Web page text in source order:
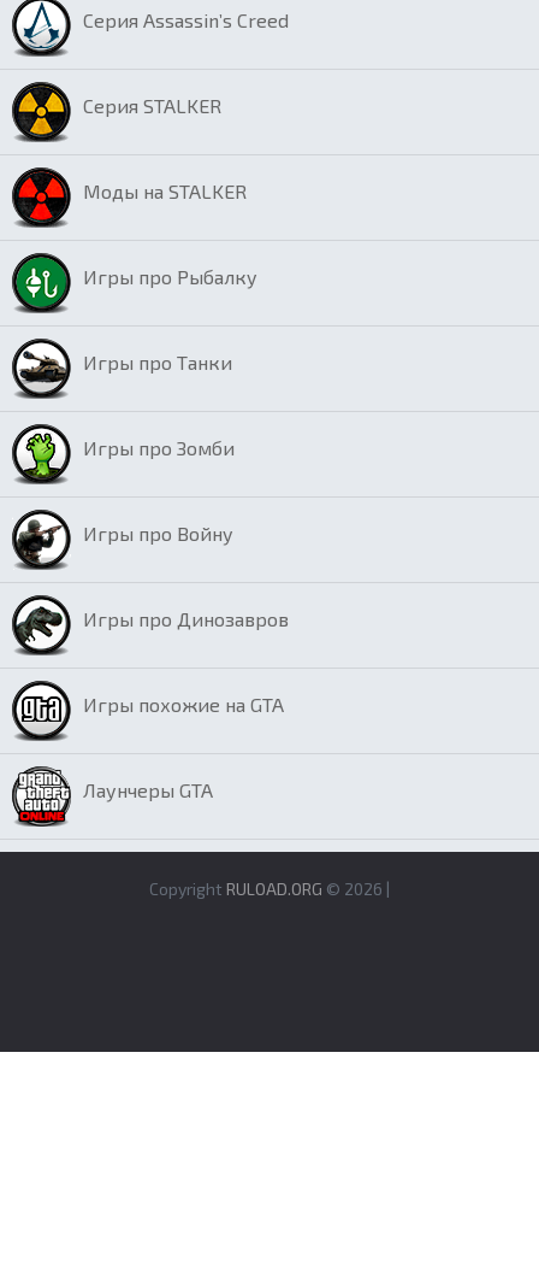
Серия Assassin’s Creed
Серия STALKER
Моды на STALKER
Игры про Рыбалку
Игры про Танки
Игры про Зомби
Игры про Войну
Игры про Динозавров
Игры похожие на GTA
Лаунчеры GTA
Copyright RULOAD.ORG © 2026 |